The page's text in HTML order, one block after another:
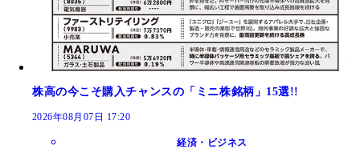
株高の今こそ購入チャンスの「ミニ株銘柄」15選!!
2026年08月07日 17:20
経済・ビジネス